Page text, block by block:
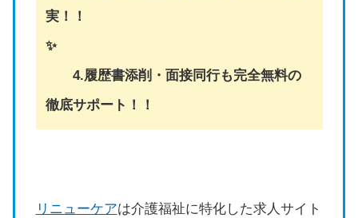
実！！
✨
4.履歴書添削・面接同行も完全無料の
徹底サポート！！
リニューケアは介護福祉に特化した求人サイト